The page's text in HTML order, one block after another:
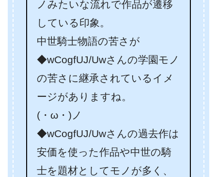
ノみたいな流れで作品が遷移
している印象。
中世騎士物語の苦さが
◆wCogfUJ/Uwさんの学園モノ
の苦さに継承されているイメ
ージがありますね。
(・ω・)ノ
◆wCogfUJ/Uwさんの過去作は
安価を使った作品や中世の騎
士を題材としてモノが多く、